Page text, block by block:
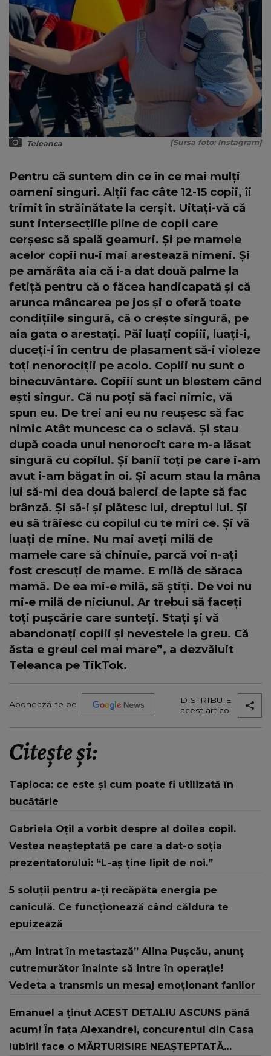
Teleanca [Sursa foto: Instagram]
Pentru că suntem din ce în ce mai mulți
oameni singuri. Alții fac câte 12-15 copii, îi
trimit în străinătate la cerșit. Uitați-vă că
sunt intersecțiile pline de copii care
cerșesc să spală geamuri. Și pe mamele
acelor copii nu-i mai arestează nimeni. Și
pe amărâta aia că i-a dat două palme la
fetiță pentru că o făcea handicapată și că
arunca mâncarea pe jos și o oferă toate
condițiile singură, că o crește singură, pe
aia gata o arestați. Păi luați copiii, luați-i,
duceți-i în centru de plasament să-i violeze
toți nenorociții pe acolo. Copiii nu sunt o
binecuvântare. Copiii sunt un blestem când
ești singur. Că nu poți să faci nimic, vă
spun eu. De trei ani eu nu reușesc să fac
nimic Atât muncesc ca o sclavă. Și stau
după coada unui nenorocit care m-a lăsat
singură cu copilul. Și banii toți pe care i-am
avut i-am băgat în oi. Și acum stau la mâna
lui să-mi dea două balerci de lapte să fac
brânză. Și să-i și plătesc lui, dreptul lui. Și
eu să trăiesc cu copilul cu te miri ce. Și vă
luați de mine. Nu mai aveți milă de
mamele care să chinuie, parcă voi n-ați
fost crescuți de mame. E milă de săraca
mamă. De ea mi-e milă, să știți. De voi nu
mi-e milă de niciunul. Ar trebui să faceți
toți pușcărie care sunteți. Stați și vă
abandonați copiii și nevestele la greu. Că
ăsta e greul cel mai mare”, a dezvăluit
Teleanca pe TikTok.
Abonează-te pe
DISTRIBUIE
acest articol
Citește și:
Tapioca: ce este și cum poate fi utilizată în
bucătărie
Gabriela Oțil a vorbit despre al doilea copil.
Vestea neașteptată pe care a dat-o soția
prezentatorului: “L-aș ține lipit de noi.”
5 soluții pentru a-ți recăpăta energia pe
caniculă. Ce funcționează când căldura te
epuizează
„Am intrat în metastază” Alina Pușcău, anunț
cutremurător înainte să intre în operație!
Vedeta a transmis un mesaj emoționant fanilor
Emanuel a ținut ACEST DETALIU ASCUNS până
acum! În fața Alexandrei, concurentul din Casa
Iubirii face o MĂRTURISIRE NEAȘTEPTATĂ